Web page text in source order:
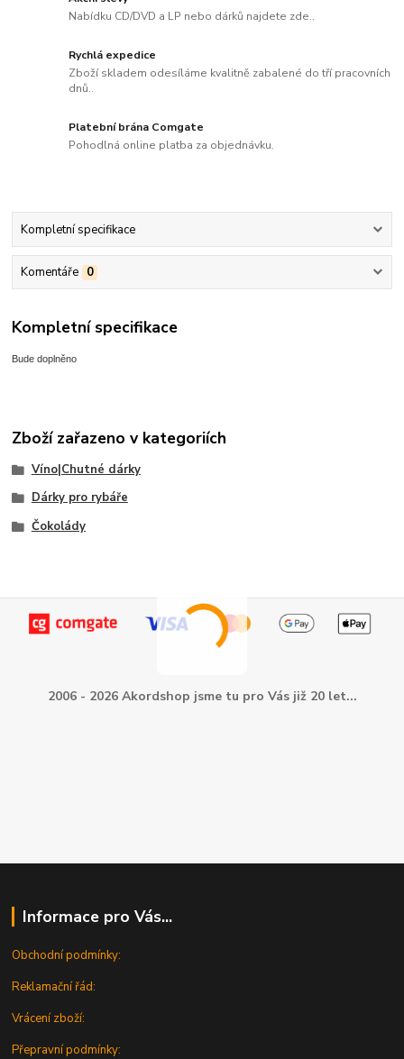
Nabídku CD/DVD a LP nebo dárků najdete zde..
Rychlá expedice
Zboží skladem odesíláme kvalitně zabalené do tří pracovních
dnů..
Platební brána Comgate
Pohodlná online platba za objednávku.
Kompletní specifikace
Komentáře 0
Kompletní specifikace
Bude doplněno
Zboží zařazeno v kategoriích
Víno|Chutné dárky
Dárky pro rybáře
Čokolády
2006 - 2026 Akordshop jsme tu pro Vás již 20 let...
Informace pro Vás...
Obchodní podmínky:
Reklamační řád:
Vrácení zboží:
Přepravní podmínky: